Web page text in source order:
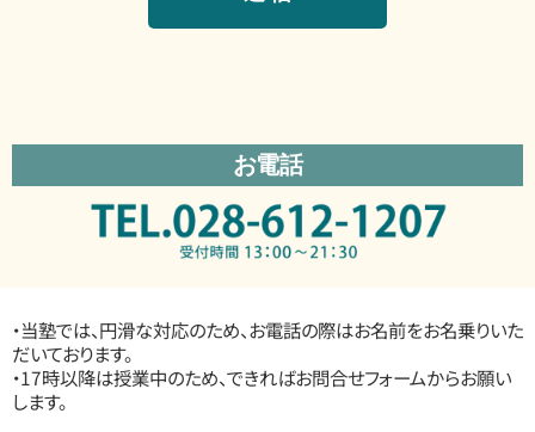
お電話
・当塾では、円滑な対応のため、お電話の際はお名前をお名乗りいた
だいております。
・17時以降は授業中のため、できればお問合せフォームからお願い
します。